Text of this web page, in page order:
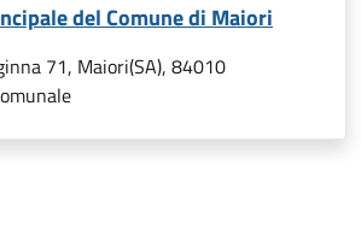
del Comune di Maiori
71, Maiori(SA), 84010